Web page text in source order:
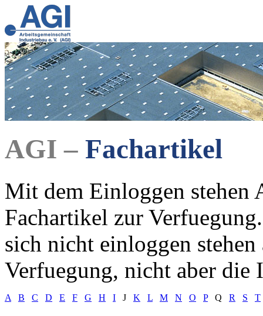
AGI – Fachartikel
Mit dem Einloggen
Fachartikel zur
sich nicht einloggen
Verfuegung, nicht aber die
A B C D E F G H I J K L M N O PQ R S T